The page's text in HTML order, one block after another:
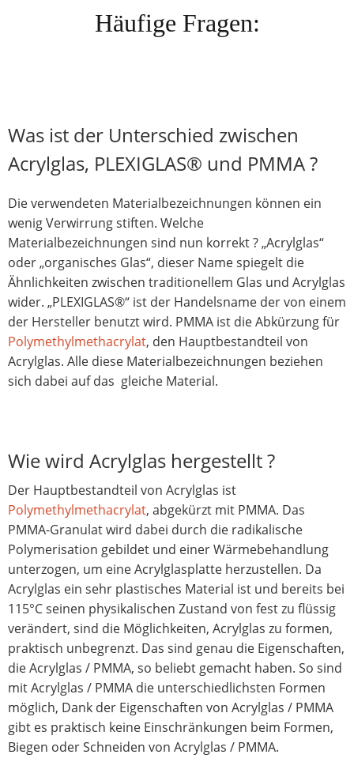
Häufige Fragen:
Was ist der Unterschied zwischen
Acrylglas, PLEXIGLAS® und PMMA ?
Die verwendeten Materialbezeichnungen können ein
wenig Verwirrung stiften. Welche
Materialbezeichnungen sind nun korrekt ? „Acrylglas“
oder „organisches Glas“, dieser Name spiegelt die
Ähnlichkeiten zwischen traditionellem Glas und Acrylglas
wider. „PLEXIGLAS®“ ist der Handelsname der von einem
der Hersteller benutzt wird. PMMA ist die Abkürzung für
Polymethylmethacrylat, den Hauptbestandteil von
Acrylglas. Alle diese Materialbezeichnungen beziehen
sich dabei auf das gleiche Material.
Wie wird Acrylglas hergestellt ?
Der Hauptbestandteil von Acrylglas ist
Polymethylmethacrylat, abgekürzt mit PMMA. Das
PMMA-Granulat wird dabei durch die radikalische
Polymerisation gebildet und einer Wärmebehandlung
unterzogen, um eine Acrylglasplatte herzustellen. Da
Acrylglas ein sehr plastisches Material ist und bereits bei
115°C seinen physikalischen Zustand von fest zu flüssig
verändert, sind die Möglichkeiten, Acrylglas zu formen,
praktisch unbegrenzt. Das sind genau die Eigenschaften,
die Acrylglas / PMMA, so beliebt gemacht haben. So sind
mit Acrylglas / PMMA die unterschiedlichsten Formen
möglich, Dank der Eigenschaften von Acrylglas / PMMA
gibt es praktisch keine Einschränkungen beim Formen,
Biegen oder Schneiden von Acrylglas / PMMA.